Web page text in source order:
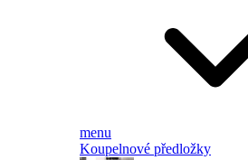
menu
Koupelnové předložky